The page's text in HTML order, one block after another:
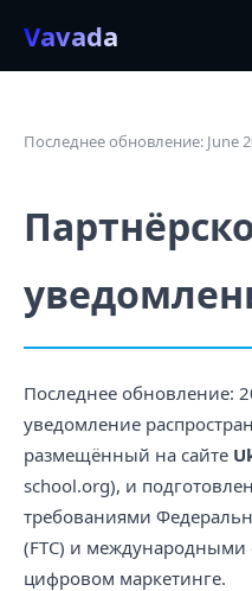
Vavada
Последнее обновление: June
Последнее обновление:
уведомление
размещённый на сайте
school.org), и
требованиями
(FTC) и международными
цифровом маркетинге.